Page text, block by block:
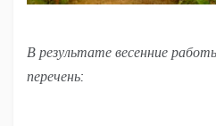
В результате весенние
перечень: